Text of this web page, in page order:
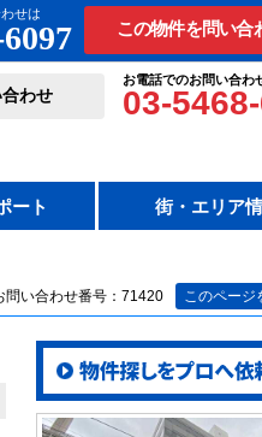
せは
この物件を問い合
お電話でのお問い合わ
03-
わせ
ート 街・エリア
問い合わせ番号：71420 このページ